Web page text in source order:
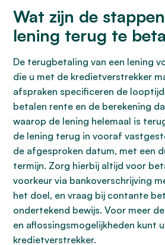
Wat zijn de
lening terug te
De terugbetaling van een lening
die u met de kredietverstrekker
afspraken specificeren de
betalen rente en de berekening
waarop de lening helemaal is
de lening terug in vooraf
de afgesproken datum, met een
termijn. Zorg hierbij altijd voor
voorkeur via bankoverschrijving
het doel, en vraag bij contante
ondertekend bewijs. Voor meer
en aflossingsmogelijkheden kunt
kredietverstrekker.